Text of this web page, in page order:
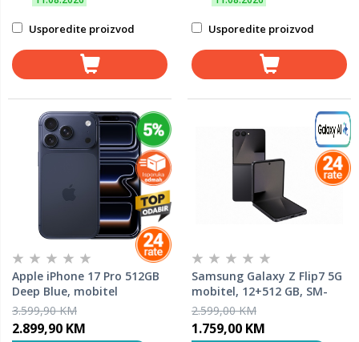
Usporedite proizvod Usporedite proizvod
Apple iPhone 17 Pro 512GB
Deep Blue, mobitel
3.599,90 KM
2.899,90 KM
Samsung Galaxy Z Flip7 5G
mobitel, 12+512 GB, SM-
F766BZKHEUC, Jet Black
2.599,00 KM
1.759,00 KM